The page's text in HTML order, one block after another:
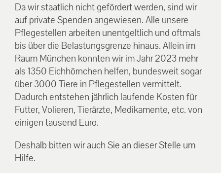
Da wir staatlich nicht gefördert werden, sind wir
auf private Spenden angewiesen. Alle unsere
Pflegestellen arbeiten unentgeltlich und oftmals
bis über die Belastungsgrenze hinaus. Allein im
Raum München konnten wir im Jahr 2023 mehr
als 1350 Eichhörnchen helfen, bundesweit sogar
über 3000 Tiere in Pflegestellen vermittelt.
Dadurch entstehen jährlich laufende Kosten für
Futter, Volieren, Tierärzte, Medikamente, etc. von
einigen tausend Euro.
Deshalb bitten wir auch Sie an dieser Stelle um
Hilfe.